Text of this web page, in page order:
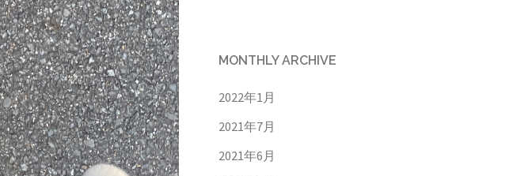
MONTHLY ARCHIVE
2022年1月
2021年7月
2021年6月